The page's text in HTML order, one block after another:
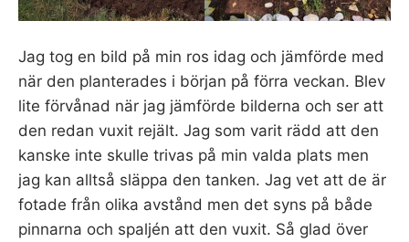
Jag tog en bild på min ros idag och jämförde med
när den planterades i början på förra veckan. Blev
lite förvånad när jag jämförde bilderna och ser att
den redan vuxit rejält. Jag som varit rädd att den
kanske inte skulle trivas på min valda plats men
jag kan alltså släppa den tanken. Jag vet att de är
fotade från olika avstånd men det syns på både
pinnarna och spaljén att den vuxit. Så glad över